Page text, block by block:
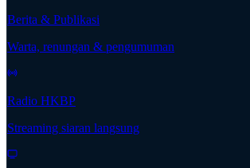
Berita & Publikasi
Warta, renungan & pengumuman
Radio HKBP
Streaming siaran langsung